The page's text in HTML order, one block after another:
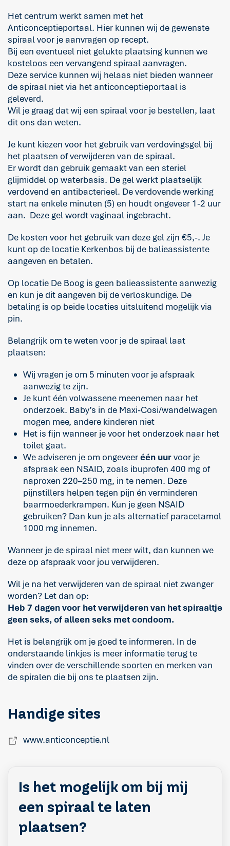
Het centrum werkt samen met het
Anticonceptieportaal. Hier kunnen wij de gewenste
spiraal voor je aanvragen op recept.
Bij een eventueel niet gelukte plaatsing kunnen we
kosteloos een vervangend spiraal aanvragen.
Deze service kunnen wij helaas niet bieden wanneer
de spiraal niet via het anticonceptieportaal is
geleverd.
Wil je graag dat wij een spiraal voor je bestellen, laat
dit ons dan weten.
Je kunt kiezen voor het gebruik van verdovingsgel bij
het plaatsen of verwijderen van de spiraal.
Er wordt dan gebruik gemaakt van een steriel
glijmiddel op waterbasis. De gel werkt plaatselijk
verdovend en antibacterieel. De verdovende werking
start na enkele minuten (5) en houdt ongeveer 1-2 uur
aan. Deze gel wordt vaginaal ingebracht.
De kosten voor het gebruik van deze gel zijn €5,-. Je
kunt op de locatie Kerkenbos bij de balieassistente
aangeven en betalen.
Op locatie De Boog is geen balieassistente aanwezig
en kun je dit aangeven bij de verloskundige. De
betaling is op beide locaties uitsluitend mogelijk via
pin.
Belangrijk om te weten voor je de spiraal laat
plaatsen:
Wij vragen je om 5 minuten voor je afspraak
aanwezig te zijn.
Je kunt één volwassene meenemen naar het
onderzoek. Baby’s in de Maxi-Cosi/wandelwagen
mogen mee, andere kinderen niet
Het is fijn wanneer je voor het onderzoek naar het
toilet gaat.
We adviseren je om ongeveeréén uurvoor je
afspraak een NSAID, zoals ibuprofen 400 mg of
naproxen 220–250 mg, in te nemen. Deze
pijnstillers helpen tegen pijn én verminderen
baarmoederkrampen. Kun je geen NSAID
gebruiken? Dan kun je als alternatief paracetamol
1000 mg innemen.
Wanneer je de spiraal niet meer wilt, dan kunnen we
deze op afspraak voor jou verwijderen.
Wil je na het verwijderen van de spiraal niet zwanger
worden? Let dan op:
Heb 7 dagen voor het verwijderen van het spiraaltje
geen seks, of alleen seks met condoom.
Het is belangrijk om je goed te informeren. In de
onderstaande linkjes is meer informatie terug te
vinden over de verschillende soorten en merken van
de spiralen die bij ons te plaatsen zijn.
Handige sites
www.anticonceptie.nl
Is het mogelijk om bij mij
een spiraal te laten
plaatsen?